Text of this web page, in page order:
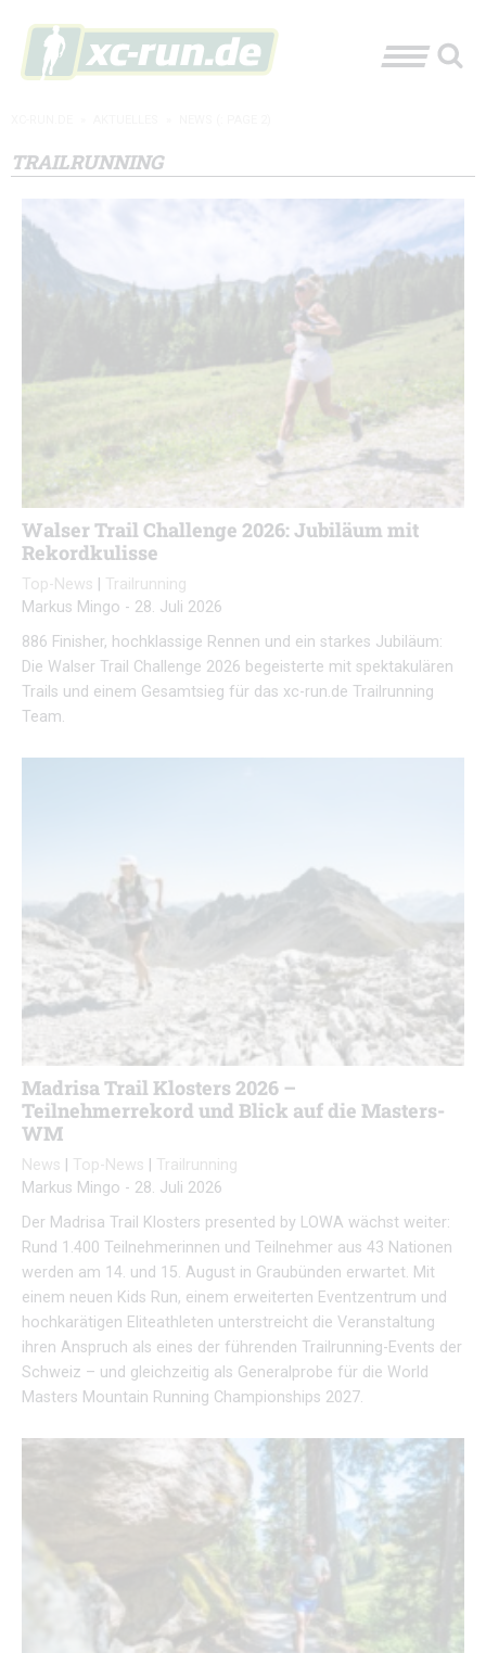
TRAILRUNNING
Walser Trail Challenge 2026: Jubiläum mit
Rekordkulisse
Top-News
Trailrunning
Markus Mingo - 28. Juli 2026
886 Finisher, hochklassige Rennen und ein starkes Jubiläum:
Die Walser Trail Challenge 2026 begeisterte mit spektakulären
Trails und einem Gesamtsieg für das xc-run.de Trailrunning
Team.
Madrisa Trail Klosters 2026 –
Teilnehmerrekord und Blick auf die Masters-
WM
News Top-News
Trailrunning
Markus Mingo - 28. Juli 2026
Der Madrisa Trail Klosters presented by LOWA wächst weiter:
Rund 1.400 Teilnehmerinnen und Teilnehmer aus 43 Nationen
werden am 14. und 15. August in Graubünden erwartet. Mit
einem neuen Kids Run, einem erweiterten Eventzentrum und
hochkarätigen Eliteathleten unterstreicht die Veranstaltung
ihren Anspruch als eines der führenden Trailrunning-Events der
Schweiz – und gleichzeitig als Generalprobe für die World
Masters Mountain Running Championships 2027.